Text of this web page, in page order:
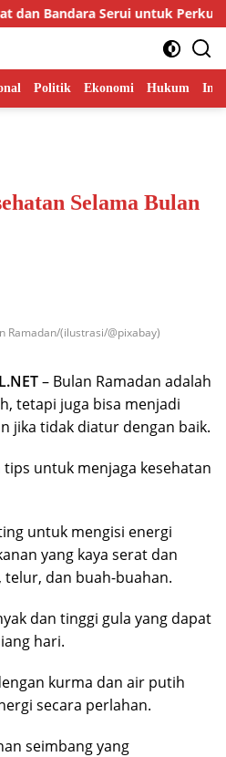
Bandara Serui untuk Perkuat
Politik Ekonomi Hukum
Selama Bulan
Ramadan/(ilustrasi/@pixabay)
– Bulan Ramadan adalah
tetapi juga bisa menjadi
jika tidak diatur dengan baik.
untuk menjaga kesehatan
untuk mengisi energi
yang kaya serat dan
dan buah-buahan.
dan tinggi gula yang dapat
hari.
kurma dan air putih
secara perlahan.
seimbang yang